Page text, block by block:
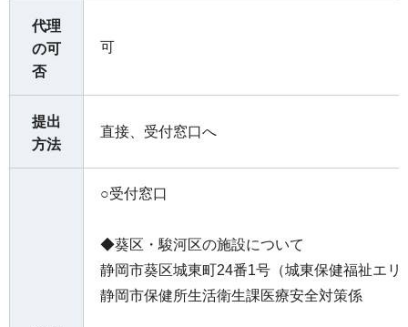
代理
の可
否
可
提出
方法
直接、受付窓口へ
○受付窓口
◆葵区・駿河区の施設について
静岡市葵区城東町24番1号（城東保健福祉エリ
静岡市保健所生活衛生課医療安全対策係